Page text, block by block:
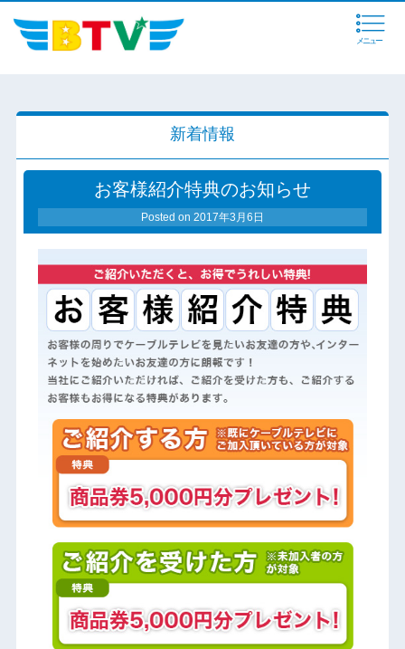
メニュー
新着情報
お客様紹介特典のお知らせ
Posted on 2017年3月6日